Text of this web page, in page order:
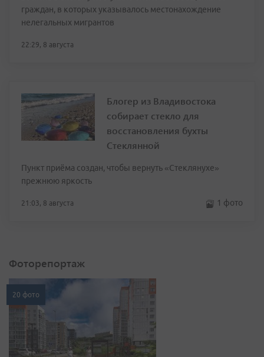
граждан, в которых указывалось местонахождение
нелегальных мигрантов
22:29, 8 августа
Блогер из Владивостока
собирает стекло для
восстановления бухты
Стеклянной
Пункт приёма создан, чтобы вернуть «Стеклянухе»
прежнюю яркость
21:03, 8 августа 1 фото
Фоторепортаж
20 фото